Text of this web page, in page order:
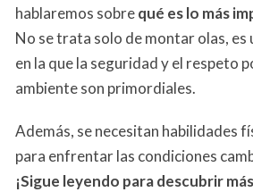
hablaremos sobrequé es lo más
No se trata solo de montar olas, es
en la que la seguridad y el respeto
ambiente son primordiales.
Además, se necesitan habilidades
para enfrentar las condiciones
¡Sigue leyendo para descubrir